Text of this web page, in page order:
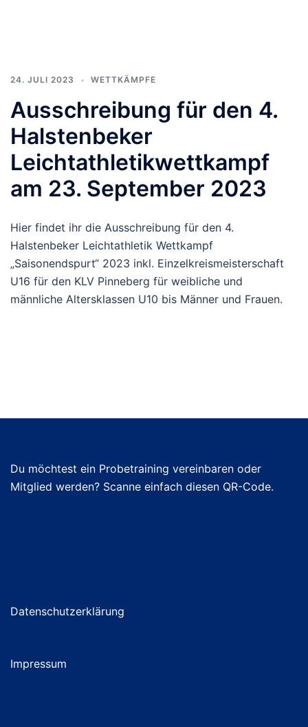
24. JULI 2023 WETTKÄMPFE
Ausschreibung für den 4.
Halstenbeker
Leichtathletikwettkampf
am 23. September 2023
Hier findet ihr die Ausschreibung für den 4.
Halstenbeker Leichtathletik Wettkampf
„Saisonendspurt“ 2023 inkl. Einzelkreismeisterschaft
U16 für den KLV Pinneberg für weibliche und
männliche Altersklassen U10 bis Männer und Frauen.
Du möchtest ein Probetraining vereinbaren oder
Mitglied werden? Scanne einfach diesen QR-Code.
Datenschutzerklärung
Impressum